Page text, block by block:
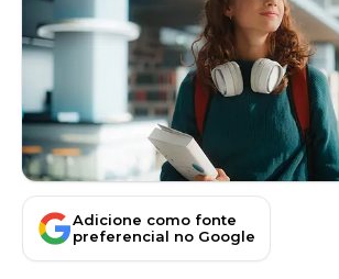
Adicione como fonte
preferencial no Google